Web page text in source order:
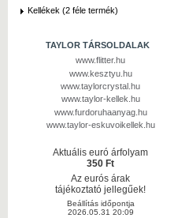
Kellékek (2 féle termék)
TAYLOR TÁRSOLDALAK
www.flitter.hu
www.kesztyu.hu
www.taylorcrystal.hu
www.taylor-kellek.hu
www.furdoruhaanyag.hu
www.taylor-eskuvoikellek.hu
Aktuális euró árfolyam
350 Ft
Az eurós árak
tájékoztató jellegűek!
Beállítás időpontja
2026.05.31 20:09